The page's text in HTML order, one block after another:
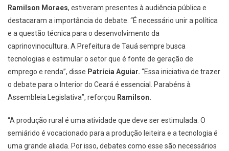
Ramilson Moraes, estiveram presentes à audiência pública e
destacaram a importância do debate. “É necessário unir a política
e a questão técnica para o desenvolvimento da
caprinovinocultura. A Prefeitura de Tauá sempre busca
tecnologias e estimular o setor que é fonte de geração de
emprego e renda”, disse PatríciaAguiar. “Essa iniciativa de trazer
o debate para o Interior do Ceará é essencial. Parabéns à
Assembleia Legislativa”, reforçou Ramilson.
“A produção rural é uma atividade que deve ser estimulada. O
semiárido é vocacionado para a produção leiteira e a tecnologia é
uma grande aliada. Por isso, debates como esse são necessários